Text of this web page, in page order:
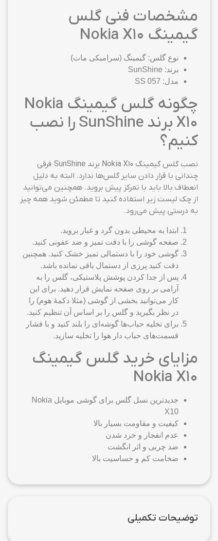
مشخصات فنی گلس
گیمینگ Nokia X10
نوع گلس: گیمینگ (سرامیکی مات)
برند: SunShine
مدل: SS 057
چگونه گلس گیمینگ Nokia
X10 برند SunShine را نصب
کنیم؟
نصب گلس گیمینگ Nokia X10 برند SunShine فرقی
چندانی با قرار دادن سایر گلس‌ها ندارد. البته به دلیل
انعطاف بالا باید با تمرکز پیش بروید. همچنین می‌توانید
از چک لیست زیر استفاده کنید تا مطمئن شوید همه چیز
به درستی پیش می‌رود.
ابتدا به محیطی بدون گرد و غبار بروید.
صفحه گوشی را با دقت تمیز و ضد عفونی کنید.
گوشی خود را با دستمالی تمیز خشک کنید. همچنین
دقت کنید پرزی از دستمال باقی نمانده باشد.
پس از جدا کردن پوشش پلاستیکی، گلس را به
آرامی بر روی صفحه نمایش قرار دهید. برای این
کار می‌توانید بخشی از گوشی (مثلا دکمهٔ هوم) را
در نظر بگیرید و گلس را بر اساس آن تنظیم کنید.
برای تخلیه حباب‌ها گوشه‌ای را بلند کنید و با فشار
قسمت‌های حباب دار هوا را تخلیه سازید.
مزایای خرید گلس گیمینگ
Nokia X10
جدیدترین نسل گلس برای گوشی موبایل Nokia
X10
کیفیت و مقاومت بسیار بالا
عدم انفجار و خرد شدن
ضد چربی و اثر انگشت
ضخامت کم و حساسیت بالا
توضیحات تکمیلی